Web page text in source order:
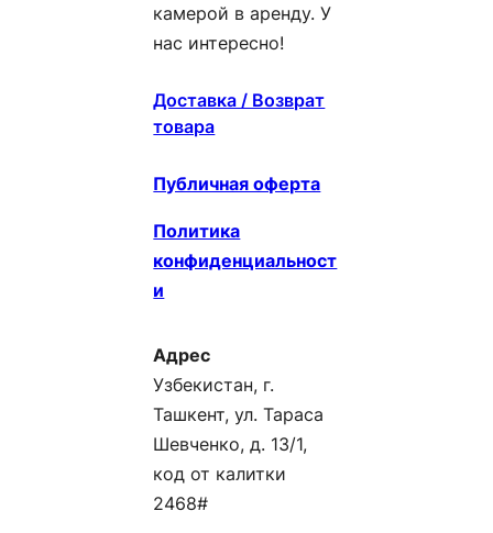
камерой в аренду. У
нас интересно!
Доставка / Возврат
товара
Публичная оферта
Политика
конфиденциальност
и
Адрес
Узбекистан, г.
Ташкент, ул. Тараса
Шевченко, д. 13/1,
код от калитки
2468#